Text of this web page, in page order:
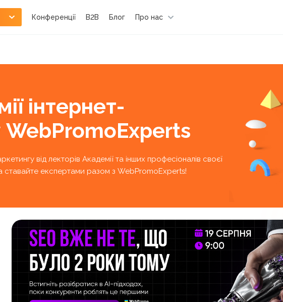
Конференції B2B Блог Про нас
інтернет-
WebPromoExperts
від лекторів Академії та інших професіоналів своєї
ставайте експертами разом з WebPromoExperts!